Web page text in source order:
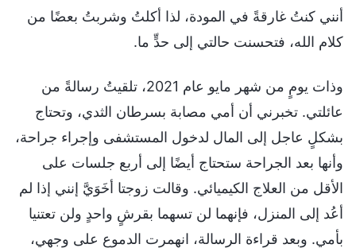
أنني كنتُ غارقةً في المودة، لذا أكلتُ وشربتُ بعضًا من
كلام الله، فتحسنت حالتي إلى حدٍّ ما.
وذات يومٍ من شهر مايو عام 2021، تلقيتُ رسالةً من
عائلتي. تخبرني أن أمي مصابة بسرطان الثدي، وتحتاج
بشكلٍ عاجل إلى المال لدخول المستشفى وإجراء جراحة،
وأنها بعد الجراحة ستحتاج أيضًا إلى أربع جلسات على
الأقل من العلاج الكيميائي. وقالت زوجتا أخَوَيَّ إنني إذا لم
أعُد إلى المنزل، فإنهما لن تسهما بقرشٍ واحدٍ ولن تعتنيا
بأمي. وبعد قراءة الرسالة، انهمرت الدموع على وجهي،